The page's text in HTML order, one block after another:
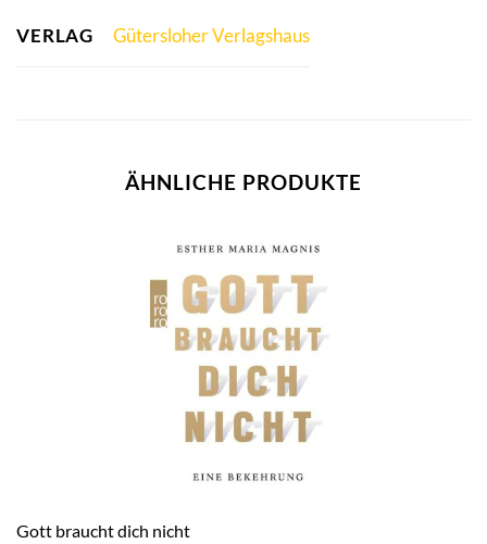
VERLAG Gütersloher Verlagshaus
ÄHNLICHE PRODUKTE
Gott braucht dich nicht